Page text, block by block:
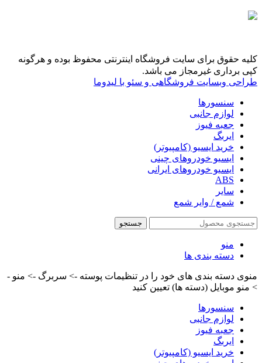
کلیه حقوق برای سایت فروشگاه اینترنتی محفوظ بوده و هرگونه
کپی برداری غیرمجاز می باشد.
طراحی وبسایت فروشگاهی و سئو با لیدوما
سنسورها
لوازم جانبی
جعبه فیوز
ایربگ
خرید ایسیو (کامپیوتر)
ایسیو خودروهای چینی
ایسیو خودروهای ایرانی
ABS
سایر
شمع / وایر شمع
جستجو
منو
دسته بندی ها
منوی دسته بندی های خود را در تنظیمات پوسته -> سربرگ -> منو -
> منو موبایل (دسته ها) تعیین کنید
سنسورها
لوازم جانبی
جعبه فیوز
ایربگ
خرید ایسیو (کامپیوتر)